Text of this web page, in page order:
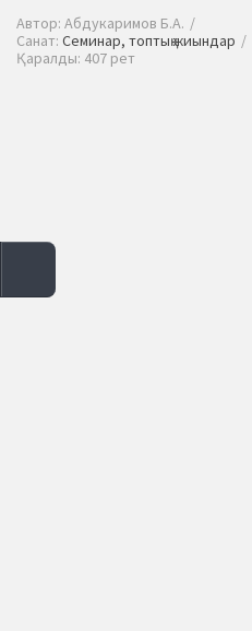
Автор: Абдукаримов Б.А.
Санат: Семинар, топтық жиындар
Қаралды: 407 рет